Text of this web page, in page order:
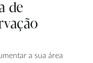
de
a sua área